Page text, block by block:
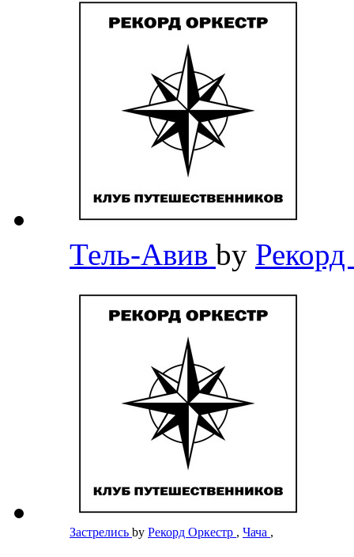
Тель-Авив by
Застрелись by Рекорд Оркестр , Чача ,